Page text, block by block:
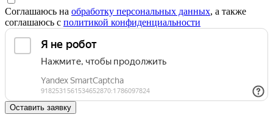
Соглашаюсь на обработку персональных данных, а также
соглашаюсь c политикой конфиденциальности
Оставить заявку